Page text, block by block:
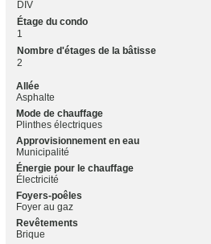
DIV
Étage du condo
1
Nombre d'étages de la bâtisse
2
Allée
Asphalte
Mode de chauffage
Plinthes électriques
Approvisionnement en eau
Municipalité
Énergie pour le chauffage
Électricité
Foyers-poêles
Foyer au gaz
Revêtements
Brique